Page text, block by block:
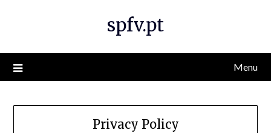
spfv.pt
Menu
Privacy Policy